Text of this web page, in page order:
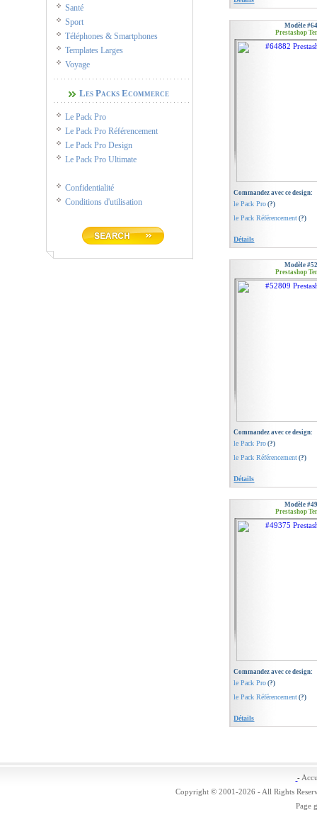
Santé
Sport
Téléphones & Smartphones
Templates Larges
Voyage
Les Packs Ecommerce
Le Pack Pro
Le Pack Pro Référencement
Le Pack Pro Design
Le Pack Pro Ultimate
Confidentialité
Conditions d'utilisation
Modèle
Prestashop
Commandez avec ce design:
le Pack Pro (?)
le Pack Référencement (?)
Détails
Modèle
Prestashop
Commandez avec ce design:
le Pack Pro (?)
le Pack Référencement (?)
Détails
Modèle
Prestashop
Commandez avec ce design:
le Pack Pro (?)
le Pack Référencement (?)
Détails
-
Copyright © 2001-2026 - All Rights
Page